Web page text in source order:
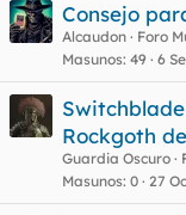
Consejo
Alcaudon
Foro
Masunos 49 6
Rockgoth
Guardia Oscuro
Masunos 0 27